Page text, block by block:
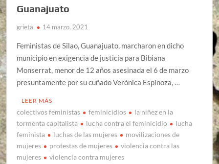
Guanajuato
grieta 14 marzo, 2021
Feministas de Silao, Guanajuato, marcharon en dicho
municipio en exigencia de justicia para Bibiana
Monserrat, menor de 12 años asesinada el 6 de marzo
presuntamente por su cuñado Verónica Espinoza, …
LEER MÁS
colectivos feministas feminicidios
la niñez en la
tormenta capitalista
lucha contra el feminicidio
lucha
feminista
luchas de las mujeres
movilizaciones de
mujeres
protestas de mujeres
violencia contra las
mujeres
violencia contra mujeres